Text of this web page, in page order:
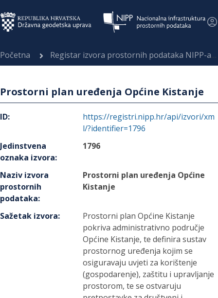
Početna Registar izvora prostornih podataka NIPP-a
Prostorni plan uređenja Općine Kistanje
ID:
https://registri.nipp.hr/api/izvori/xm
l/?identifier=1796
Jedinstvena
oznaka izvora:
1796
Naziv izvora
prostornih
podataka:
Prostorni plan uređenja Općine
Kistanje
Sažetak izvora:
Prostorni plan Općine Kistanje
pokriva administrativno područje
Općine Kistanje, te definira sustav
prostornog uređenja kojim se
osiguravaju uvjeti za korištenje
(gospodarenje), zaštitu i upravljanje
prostorom, te se ostvaruju